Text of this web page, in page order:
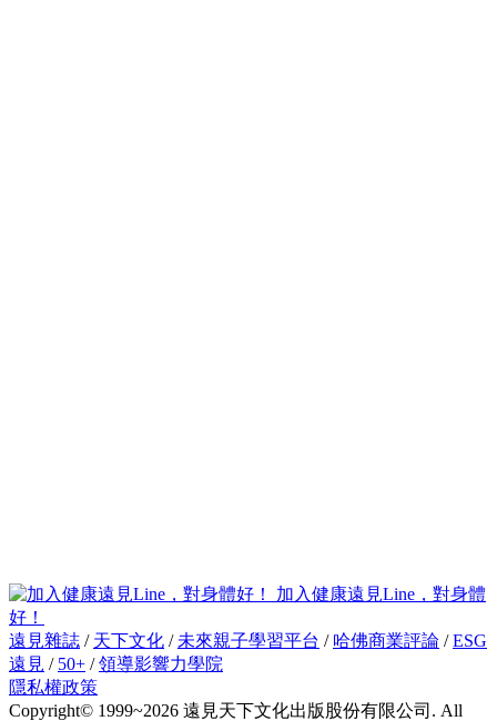
加入健康遠見Line，對身體
好！
遠見雜誌 / 天下文化 / 未來親子學習平台 / 哈佛商業評論 /ESG
遠見 / 50+ /領導影響力學院
隱私權政策
Copyright© 1999~2026 遠見天下文化出版股份有限公司. All